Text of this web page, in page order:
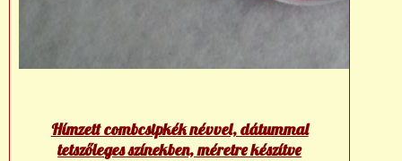
Hímzett combcsipkék névvel, dátummal
tetszőleges színekben, méretre készítve